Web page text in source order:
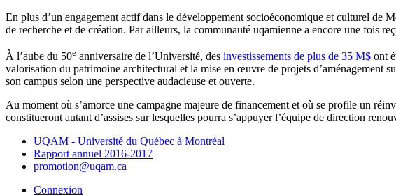
En plus d’un engagement actif dans le développement socioéconomique et culturel
de recherche et de création. Par ailleurs, la communauté uqamienne a encore une fois
À l’aube du 50e anniversaire de l’Université, des investissements de plus de 35 M$ ont
valorisation du patrimoine architectural et la mise en œuvre de projets d’aménagement
son campus selon une perspective audacieuse et ouverte.
Au moment où s’amorce une campagne majeure de financement et où se profile un
constitueront autant d’assises sur lesquelles pourra s’appuyer l’équipe de direction
UQAM - Université du Québec à Montréal
Rapport annuel 2016-2017
promotion@uqam.ca
Connexion